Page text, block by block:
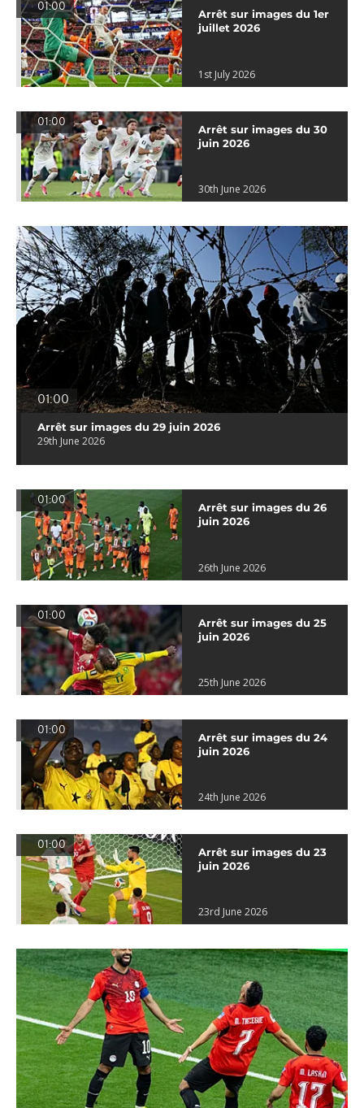
01:00
Arrêt sur images du 1er
juillet 2026
1st July 2026
01:00
Arrêt sur images du 30
juin 2026
30th June 2026
01:00
Arrêt sur images du 29 juin 2026
29th June 2026
01:00
Arrêt sur images du 26
juin 2026
26th June 2026
01:00
Arrêt sur images du 25
juin 2026
25th June 2026
01:00
Arrêt sur images du 24
juin 2026
24th June 2026
01:00
Arrêt sur images du 23
juin 2026
23rd June 2026